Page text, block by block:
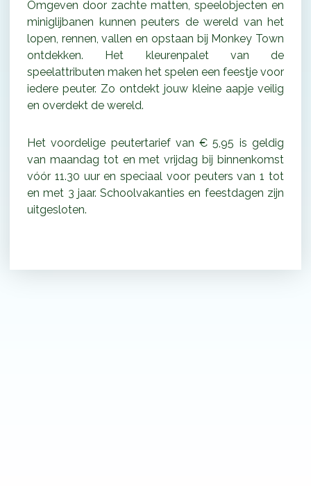
Omgeven door zachte matten, speelobjecten en
miniglijbanen kunnen peuters de wereld van het
lopen, rennen, vallen en opstaan bij Monkey Town
ontdekken. Het kleurenpalet van de
speelattributen maken het spelen een feestje voor
iedere peuter. Zo ontdekt jouw kleine aapje veilig
en overdekt de wereld.
Het voordelige peutertarief van € 5,95 is geldig
van maandag tot en met vrijdag bij binnenkomst
vóór 11.30 uur en speciaal voor peuters van 1 tot
en met 3 jaar. Schoolvakanties en feestdagen zijn
uitgesloten.